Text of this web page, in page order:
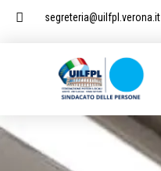
segreteria@uilfpl.verona.it